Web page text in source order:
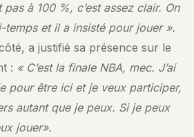
pas à 100 %, c’est assez clair. On
temps et il a insisté pour jouer ».
a justifié sa présence sur le
: « C’est la finale NBA, mec. J’ai
pour être ici et je veux participer,
autant que je peux. Si je peux
jouer».